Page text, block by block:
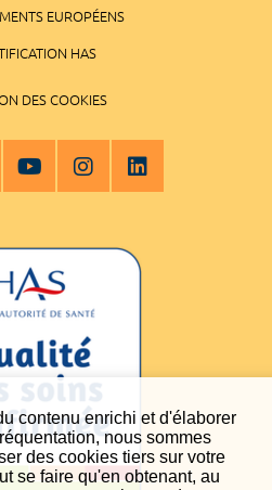
contenu enrichi et d'élaborer
nous sommes
des cookies tiers sur votre
se faire qu'en obtenant, au
EUROPÉENS
HAS
DES COOKIES